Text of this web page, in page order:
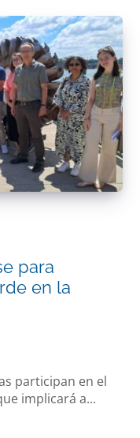
para
en la
participan en el
implicará a...